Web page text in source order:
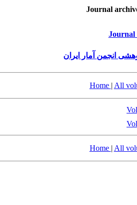
Journal
Journal
انجمن آمار ایران
Home | All
Home | All